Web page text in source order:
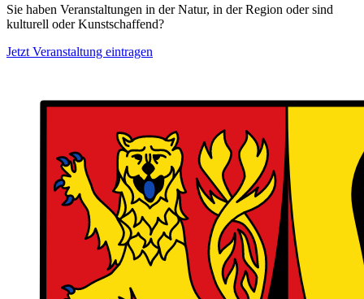
Sie haben Veranstaltungen in der Natur, in der Region oder sind
kulturell oder Kunstschaffend?
Jetzt Veranstaltung eintragen